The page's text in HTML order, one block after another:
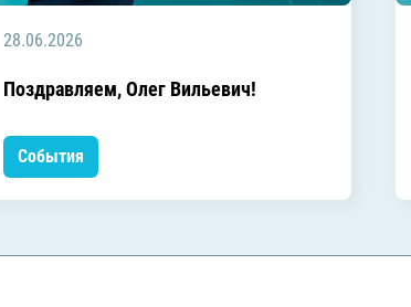
28.06.2026
Поздравляем, Олег Вильевич!
События